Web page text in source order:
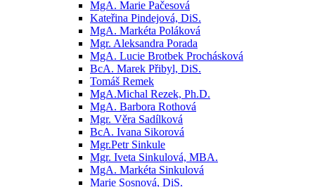
MgA. Marie Pačesová
Kateřina Pindejová, DiS.
MgA. Markéta Poláková
Mgr. Aleksandra Porada
MgA. Lucie Brotbek Prochásková
BcA. Marek Přibyl, DiS.
Tomáš Remek
MgA.Michal Rezek, Ph.D.
MgA. Barbora Rothová
Mgr. Věra Sadílková
BcA. Ivana Sikorová
Mgr.Petr Sinkule
Mgr. Iveta Sinkulová, MBA.
MgA. Markéta Sinkulová
Marie Sosnová, DiS.